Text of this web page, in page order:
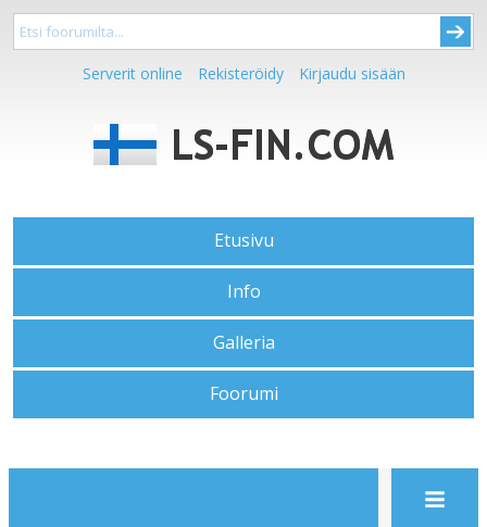
Serverit online Rekisteröidy Kirjaudu sisään
Etusivu
Info
Galleria
Foorumi